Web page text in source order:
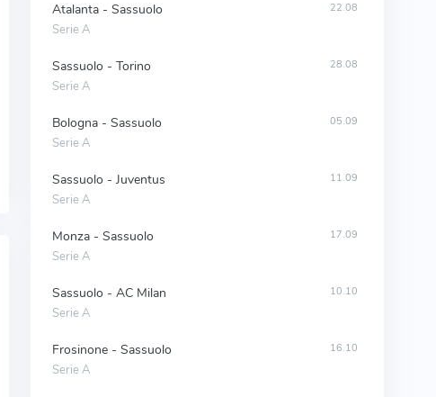
Atalanta - Sassuolo
Serie A
22.08
Sassuolo - Torino
Serie A
28.08
Bologna - Sassuolo
Serie A
05.09
Sassuolo - Juventus
Serie A
11.09
Monza - Sassuolo
Serie A
17.09
Sassuolo - AC Milan
Serie A
10.10
Frosinone - Sassuolo
Serie A
16.10